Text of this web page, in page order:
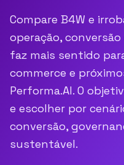
Compare B4W e
operação, conversão
faz mais sentido
commerce e
Performa.AI. O
e escolher por
conversão,
sustentável.